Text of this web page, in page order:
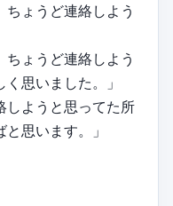
ちょうど連絡しよう
ちょうど連絡しよう
思いました。」
しようと思ってた所
思います。」